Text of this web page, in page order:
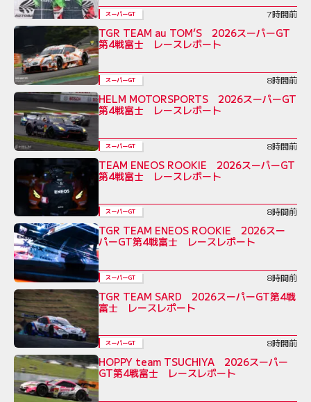
スーパーGT 7時間前
TGR TEAM au TOM’S 2026スーパーGT
第4戦富士 レースレポート
スーパーGT 8時間前
HELM MOTORSPORTS 2026スーパーGT
第4戦富士 レースレポート
スーパーGT 8時間前
TEAM ENEOS ROOKIE 2026スーパーGT
第4戦富士 レースレポート
スーパーGT 8時間前
TGR TEAM ENEOS ROOKIE 2026スー
パーGT第4戦富士 レースレポート
スーパーGT 8時間前
TGR TEAM SARD 2026スーパーGT第4戦
富士 レースレポート
スーパーGT 8時間前
HOPPY team TSUCHIYA 2026スーパー
GT第4戦富士 レースレポート